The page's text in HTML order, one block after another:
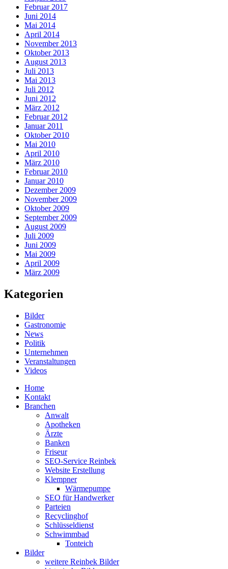
Februar 2017
Juni 2014
Mai 2014
April 2014
November 2013
Oktober 2013
August 2013
Juli 2013
Mai 2013
Juli 2012
Juni 2012
März 2012
Februar 2012
Januar 2011
Oktober 2010
Mai 2010
April 2010
März 2010
Februar 2010
Januar 2010
Dezember 2009
November 2009
Oktober 2009
September 2009
August 2009
Juli 2009
Juni 2009
Mai 2009
April 2009
März 2009
Kategorien
Bilder
Gastronomie
News
Politik
Unternehmen
Veranstaltungen
Videos
Home
Kontakt
Branchen
Anwalt
Apotheken
Ärzte
Banken
Friseur
SEO-Service Reinbek
Website Erstellung
Klempner
Wärmepumpe
SEO für Handwerker
Parteien
Recyclinghof
Schlüsseldienst
Schwimmbad
Tonteich
Bilder
weitere Reinbek Bilder